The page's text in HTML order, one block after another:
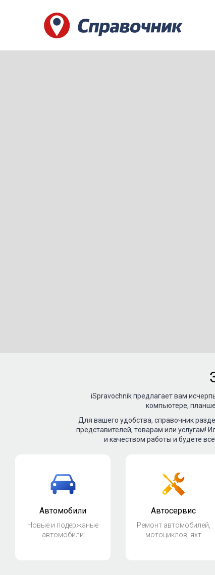
iSpravochnik предлагает вам
компьютере,
Для вашего удобства, справочник
представителей, товарам или услугам!
и качеством работы и будете
Автомобили
Новые и подержаные
автомобили
Автосервис
Ремонт автомобилей,
мотоциклов, яхт